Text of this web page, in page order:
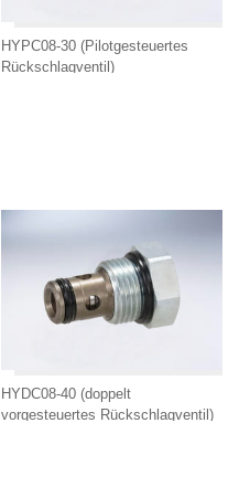
HYPC08-30 (Pilotgesteuertes
Rückschlagventil)
HYDC08-40 (doppelt
vorgesteuertes Rückschlagventil)